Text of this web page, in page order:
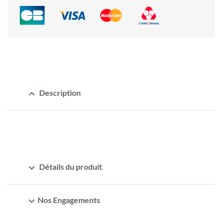
expand_less Description
expand_more Détails du produit
expand_more Nos Engagements